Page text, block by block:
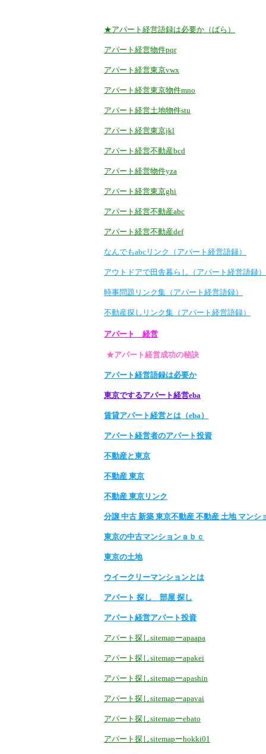
★アパート経営語録は必要か（ばら）
アパート経営物件pqr
アパート経営東京vwx
アパート経営東京物件mno
アパート経営土地物件stu
アパート経営東京jkl
アパート経営不動産bcd
アパート経営物件yza
アパート経営東京ghi
アパート経営不動産abc
アパート経営不動産def
なんでもabcリンク（アパート経営語録）
アウトドアで田舎暮らし（アパート経営語録）
時事問題リンク集（アパート経営語録）
不動産探しリンク集（アパート経営語録）
アパート 経営
★アパート経営成功の秘訣
アパート経営語録は必要か
東京でするアパート経営eba
賃貸アパート経営とは（eba）
アパート経営者のアパート投資
不動産と東京
不動産 東京
不動産 東京リンク
分譲 中古 新築 東京不動産 不動産 土地 マンシ
東京の中古マンションａｂｃ
東京の土地
ウイークリーマンションとは
アパート 探し 部屋 探し
アパート経営アパート投資
アパート探しsitemapーapaapa
アパート探しsitemapーapakei
アパート探しsitemapーapashin
アパート探しsitemapーapavai
アパート探しsitemapーebato
アパート探しsitemapーhokki01